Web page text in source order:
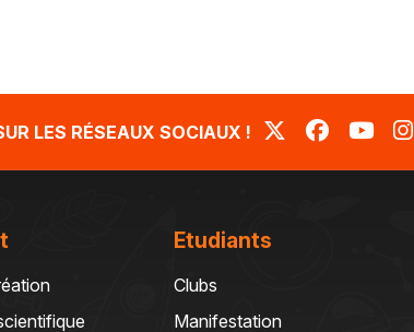
LES RÉSEAUX SOCIAUX !
Etudiants
Clubs
Manifestation